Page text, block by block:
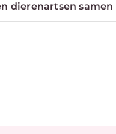
dierenartsen